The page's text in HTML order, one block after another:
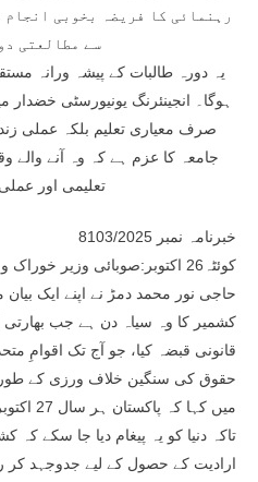
رہنمائی کا فریضہ بخوبی
سے مطالعتی
یہ دورہ طالبات کے پیشہ ورانہ
ہوگا۔ انجینئرنگ یونیورسٹی
صرف معیاری تعلیم بلکہ عملی
جامعہ کا عزم ہے کہ وہ آنے والے
تعلیمی اور
خبرنامہ نمبر 8103/2025
کوئٹہ26 اکتوبر:صوبائی وزیر
کشمیر کا وہ سیاہ دن ہے جب بھارتی
قانونی قبضہ کیا، جو آج تک اقوامِ
حقوق کی سنگین خلاف ورزی کے طور
میں کہا
تاکہ دنیا کو یہ پیغام دیا جا سکے
ارادیت کے حصول کے لیے جدوجہد